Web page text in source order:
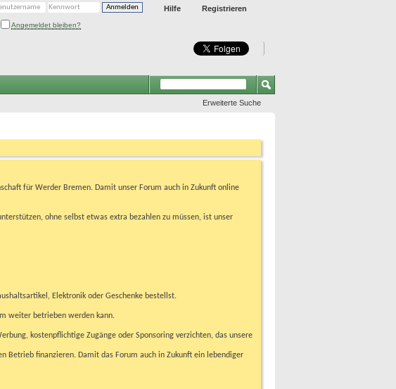
Registrieren
Hilfe
Angemeldet bleiben?
Erweiterte Suche
für Werder Bremen. Damit unser Forum auch in Zukunft online
ohne selbst etwas extra bezahlen zu müssen, ist unser
Elektronik oder Geschenke bestellst.
weiter betrieben werden kann.
kostenpflichtige Zugänge oder Sponsoring verzichten, das unsere
Betrieb finanzieren. Damit das Forum auch in Zukunft ein lebendiger